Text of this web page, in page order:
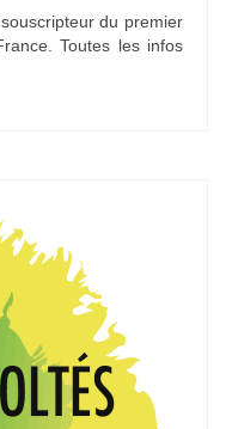
du premier
Toutes les infos